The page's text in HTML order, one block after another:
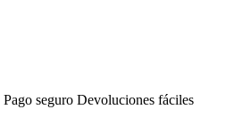
Pago seguro Devoluciones fáciles